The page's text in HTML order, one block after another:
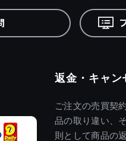
返金・キャン
ご注文の売買契
品の取り違い、
則として商品の